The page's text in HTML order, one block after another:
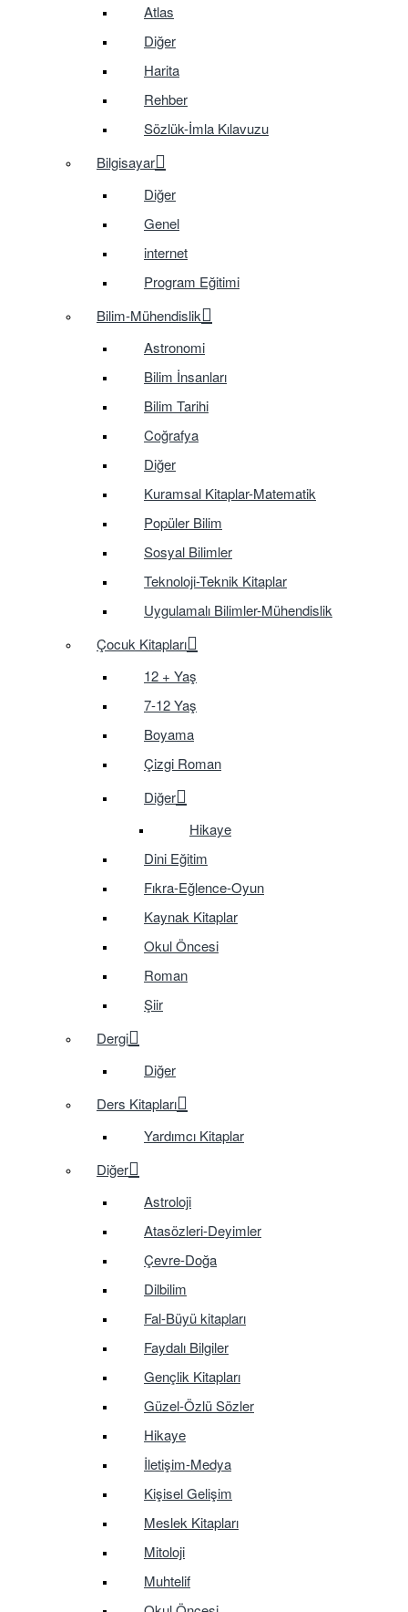
Atlas
Diğer
Harita
Rehber
Sözlük-İmla Kılavuzu
Bilgisayar
Diğer
Genel
internet
Program Eğitimi
Bilim-Mühendislik
Astronomi
Bilim İnsanları
Bilim Tarihi
Coğrafya
Diğer
Kuramsal Kitaplar-Matematik
Popüler Bilim
Sosyal Bilimler
Teknoloji-Teknik Kitaplar
Uygulamalı Bilimler-Mühendislik
Çocuk Kitapları
12 + Yaş
7-12 Yaş
Boyama
Çizgi Roman
Diğer
Hikaye
Dini Eğitim
Fıkra-Eğlence-Oyun
Kaynak Kitaplar
Okul Öncesi
Roman
Şiir
Dergi
Diğer
Ders Kitapları
Yardımcı Kitaplar
Diğer
Astroloji
Atasözleri-Deyimler
Çevre-Doğa
Dilbilim
Fal-Büyü kitapları
Faydalı Bilgiler
Gençlik Kitapları
Güzel-Özlü Sözler
Hikaye
İletişim-Medya
Kişisel Gelişim
Meslek Kitapları
Mitoloji
Muhtelif